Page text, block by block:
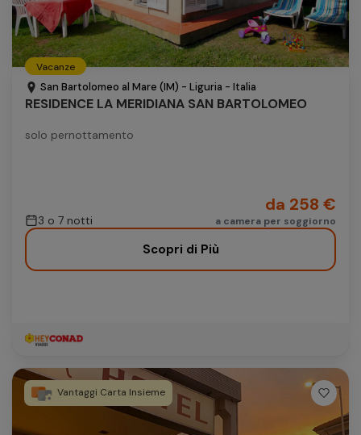
Vacanze
San Bartolomeo al Mare (IM) - Liguria - Italia
RESIDENCE LA MERIDIANA SAN BARTOLOMEO
solo pernottamento
3 o 7 notti
da 258 €
a camera per soggiorno
Scopri di Più
Vantaggi Carta Insieme